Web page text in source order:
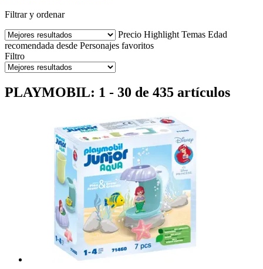
Filtrar y ordenar
Precio Highlight Temas Edad
recomendada desde Personajes favoritos
Filtro
PLAYMOBIL: 1 - 30 de 435 artículos